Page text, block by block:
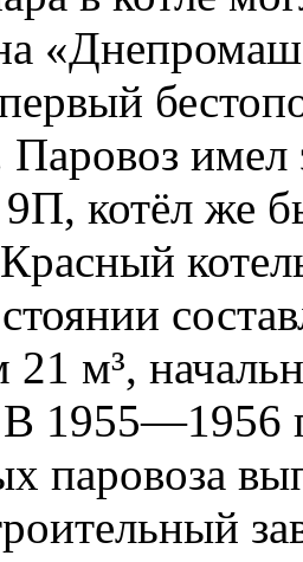
Паровоз
котёл же
м³,
В 1955—1956
паровоза